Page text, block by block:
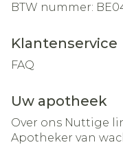
BTW nummer:
Klantenservice
FAQ
Uw apotheek
Over ons Nuttige
Apotheker van